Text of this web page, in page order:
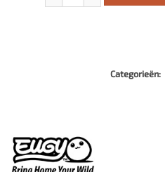
Categorieën: